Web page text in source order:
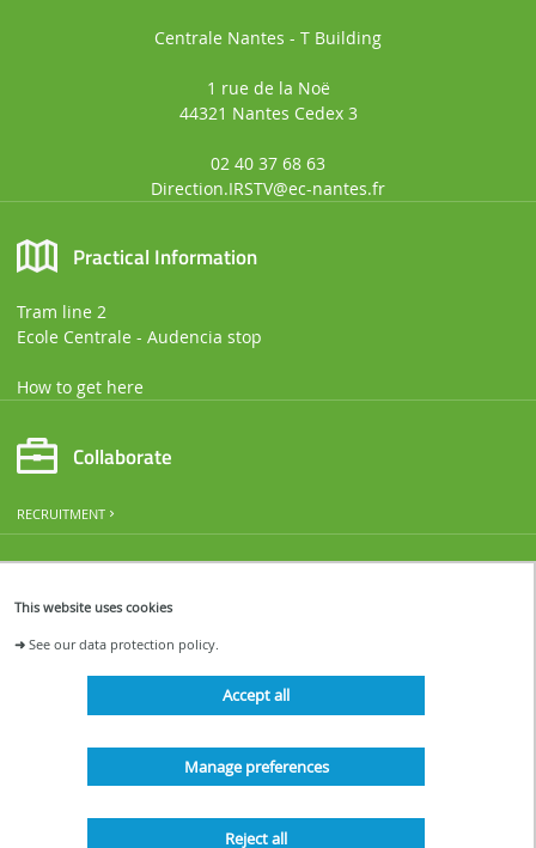
This website uses cookies
➜See our data protection policy.
Accept all
Reject all
Manage preferences
Centrale Nantes - T Building
1 rue de la Noë
44321 Nantes Cedex 3
02 40 37 68 63
Direction.IRSTV@ec-nantes.fr
Practical Information
Tram line 2
Ecole Centrale - Audencia stop
How to get here
Collaborate
RECRUITMENT
IRSTV NEWS & EVENTS